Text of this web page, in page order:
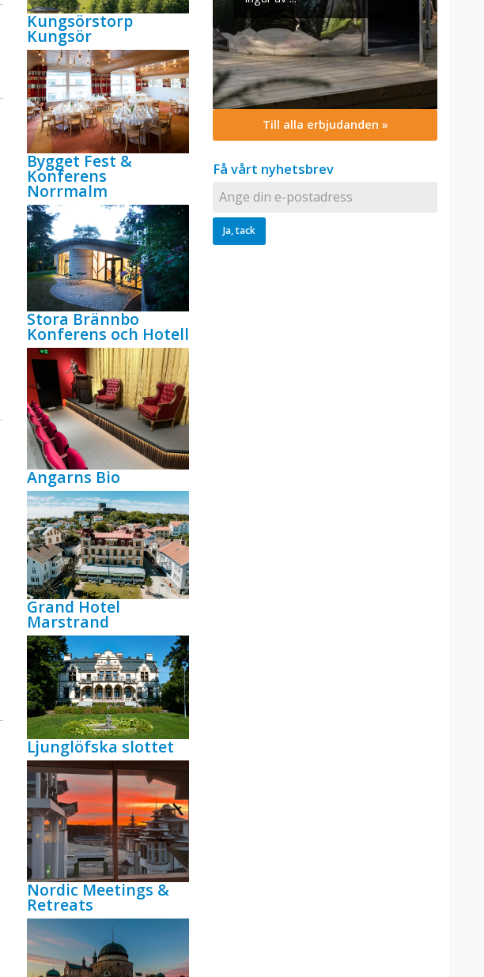
Kungsörstorp
Kungsör
Bygget Fest &
Konferens
Norrmalm
Stora Brännbo
Konferens och Hotell
Angarns Bio
Grand Hotel
Marstrand
Ljunglöfska slottet
Nordic Meetings &
Retreats
Till alla erbjudanden »
Få vårt nyhetsbrev